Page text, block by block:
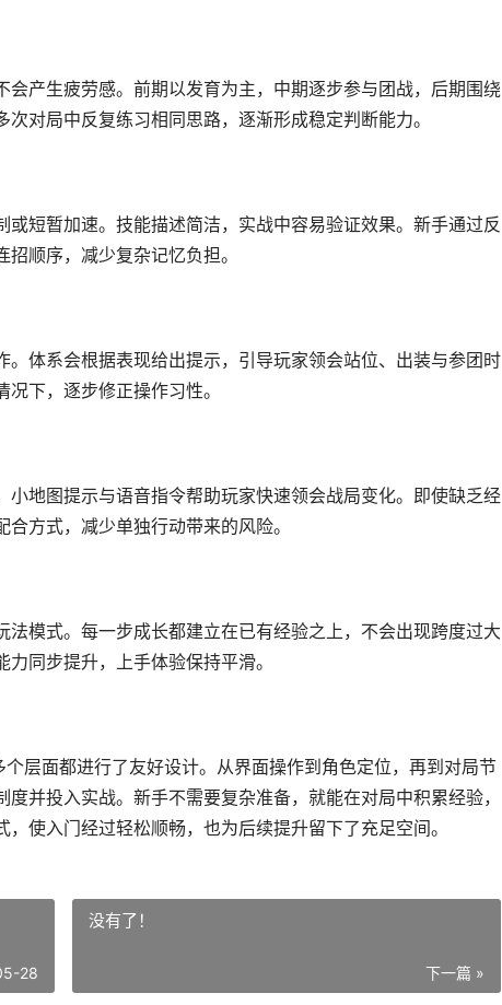
产生疲劳感。前期以发育为主，中期逐步参与团战，后期围绕
对局中反复练习相同思路，逐渐形成稳定判断能力。
短暂加速。技能描述简洁，实战中容易验证效果。新手通过反
顺序，减少复杂记忆负担。
体系会根据表现给出提示，引导玩家领会站位、出装与参团时
下，逐步修正操作习性。
地图提示与语音指令帮助玩家快速领会战局变化。即使缺乏经
方式，减少单独行动带来的风险。
模式。每一步成长都建立在已有经验之上，不会出现跨度过大
同步提升，上手体验保持平滑。
层面都进行了友好设计。从界面操作到角色定位，再到对局节
并投入实战。新手不需要复杂准备，就能在对局中积累经验，
使入门经过轻松顺畅，也为后续提升留下了充足空间。
28
没有了！
下一篇 »